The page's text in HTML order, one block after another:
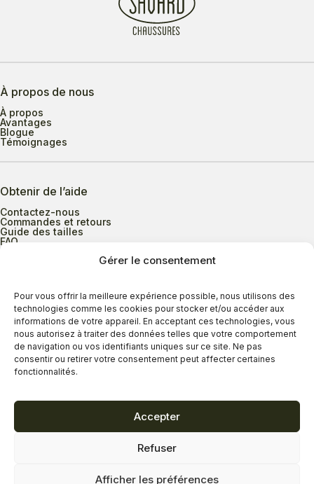
Gérer le consentement
Pour vous offrir la meilleure expérience possible, nous utilisons des
technologies comme les cookies pour stocker et/ou accéder aux
informations de votre appareil. En acceptant ces technologies, vous
nous autorisez à traiter des données telles que votre comportement
de navigation ou vos identifiants uniques sur ce site. Ne pas
consentir ou retirer votre consentement peut affecter certaines
fonctionnalités.
Accepter
Refuser
Afficher les préférences
À propos de nous
À propos
Avantages
Blogue
Témoignages
Obtenir de l’aide
Contactez-nous
Commandes et retours
Guide des tailles
FAQ
Heures d’ouverture
Lundi au mercredi
9h00 à 17h30
Jeudi
9h00 à 20h00
Vendredi
9h00 à 18h00
Dimanche
11h00 à 16h30